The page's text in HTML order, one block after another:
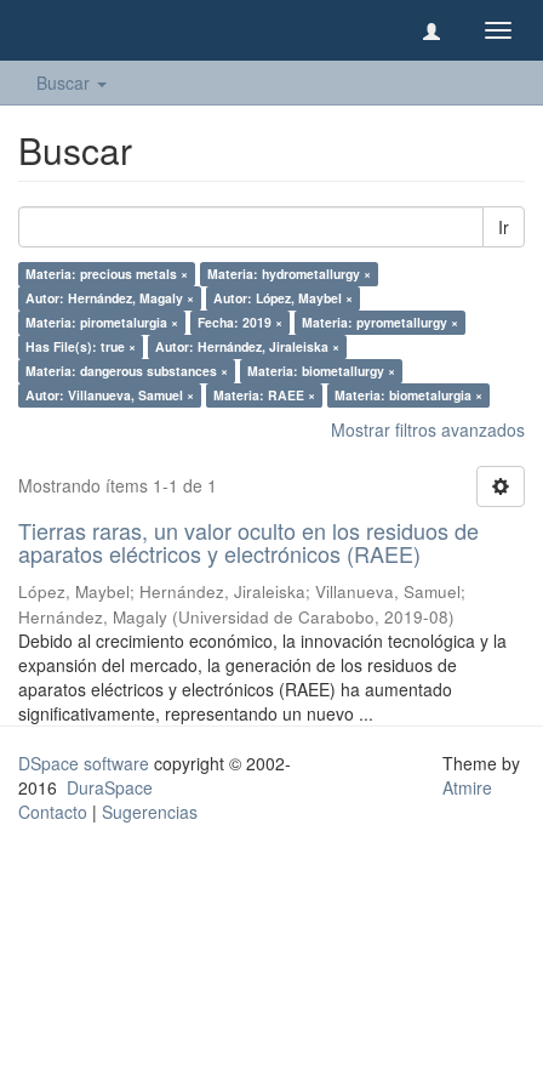
Buscar
Buscar
Ir
Materia: precious metals ×
Materia: hydrometallurgy ×
Autor: Hernández, Magaly ×
Autor: López, Maybel ×
Materia: pirometalurgia ×
Fecha: 2019 ×
Materia: pyrometallurgy ×
Has File(s): true ×
Autor: Hernández, Jiraleiska ×
Materia: dangerous substances ×
Materia: biometallurgy ×
Autor: Villanueva, Samuel ×
Materia: RAEE × Materia: biometalurgia ×
Mostrar filtros avanzados
Mostrando ítems 1-1 de 1
Tierras raras, un valor oculto en los residuos de
aparatos eléctricos y electrónicos (RAEE)
López, Maybel; Hernández, Jiraleiska; Villanueva, Samuel;
Hernández, Magaly (Universidad de Carabobo, 2019-08)
Debido al crecimiento económico, la innovación tecnológica y la
expansión del mercado, la generación de los residuos de
aparatos eléctricos y electrónicos (RAEE) ha aumentado
significativamente, representando un nuevo ...
DSpace software copyright © 2002-
2016 DuraSpace
Contacto | Sugerencias
Theme by
Atmire